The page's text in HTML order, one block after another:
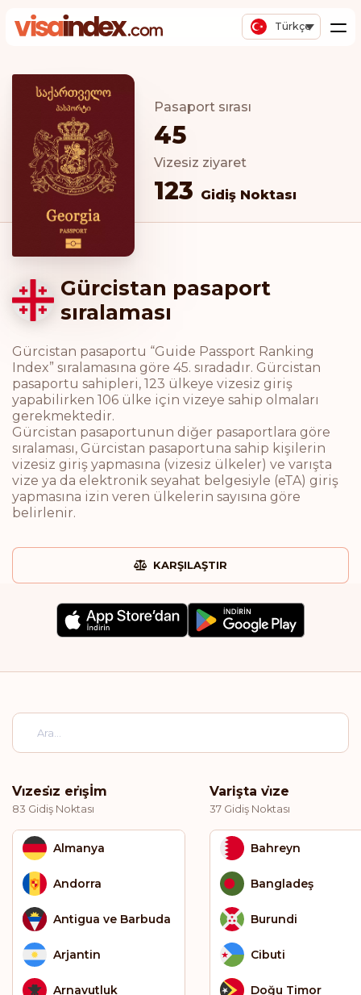
Türkçe
Pasaport sırası
45
Vizesiz ziyaret
123 Gidiş Noktası
Gürcistan pasaport
sıralaması
Gürcistan pasaportu “Guide Passport Ranking
Index” sıralamasına göre 45. sıradadır. Gürcistan
pasaportu sahipleri, 123 ülkeye vizesiz giriş
yapabilirken 106 ülke için vizeye sahip olmaları
gerekmektedir.
Gürcistan pasaportunun diğer pasaportlara göre
sıralaması, Gürcistan pasaportuna sahip kişilerin
vizesiz giriş yapmasına (vizesiz ülkeler) ve varışta
vize ya da elektronik seyahat belgesiyle (eTA) giriş
yapmasına izin veren ülkelerin sayısına göre
belirlenir.
KARŞILAŞTIR
Vi̇zesi̇z eri̇şİm
83 Gidiş Noktası
Almanya
Andorra
Antigua ve Barbuda
Arjantin
Arnavutluk
Varişta vi̇ze
37 Gidiş Noktası
Bahreyn
Bangladeş
Burundi
Cibuti
Doğu Timor